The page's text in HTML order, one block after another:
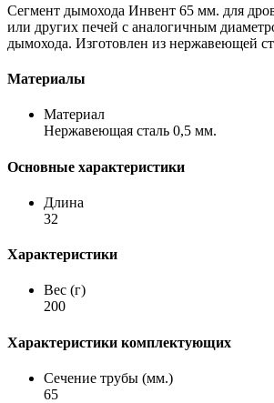
Сегмент дымохода Инвент 65 мм. для
или других печей с аналогичным
дымохода. Изготовлен из нержавеющей
Материалы
Материал
Нержавеющая сталь 0,5 мм.
Основные характеристики
Длина
32
Характеристики
Вес (г)
200
Характеристики комплектующих
Сечение трубы (мм.)
65